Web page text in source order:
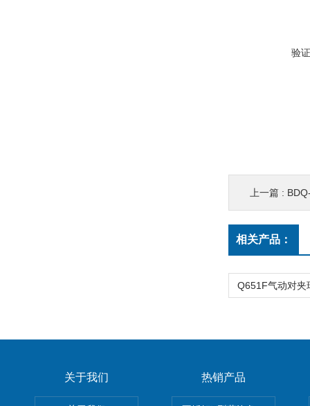
验
上一篇 :
相关产品：
关于我们 热销产品